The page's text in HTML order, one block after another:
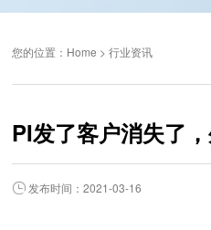
您的位置： Home > 行业资讯
PI发了客户消失了
发布时间：2021-03-16